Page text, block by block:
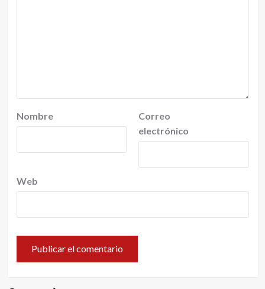
Nombre
Correo
electrónico
Web